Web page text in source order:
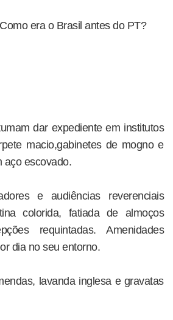
era o Brasil antes do PT?
dar expediente em institutos
macio,gabinetes de mogno e
aço escovado.
e audiências reverenciais
colorida, fatiada de almoços
requintadas. Amenidades
dia no seu entorno.
lavanda inglesa e gravatas